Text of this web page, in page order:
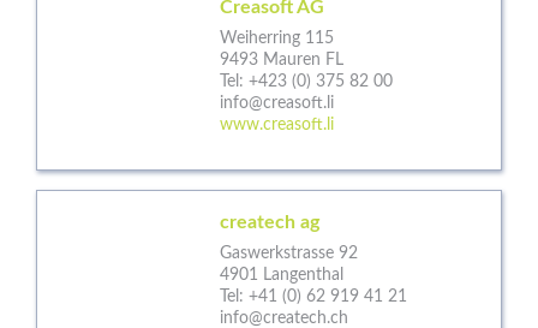
Creasoft AG
Weiherring 115
9493 Mauren FL
Tel: +423 (0) 375 82 00
info@creasoft.li
www.creasoft.li
createch ag
Gaswerkstrasse 92
4901 Langenthal
Tel: +41 (0) 62 919 41 21
info@createch.ch